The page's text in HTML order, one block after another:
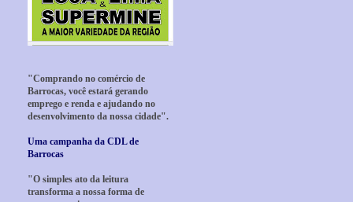
"Comprando no comércio de
Barrocas, você estará gerando
emprego e renda e ajudando no
desenvolvimento da nossa cidade".
Uma campanha da CDL de
Barrocas
"O simples ato da leitura
transforma a nossa forma de